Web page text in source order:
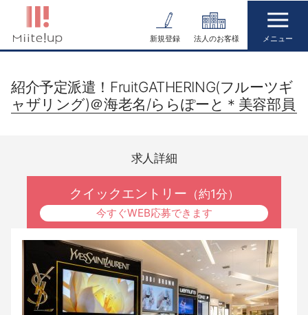
テ
新規登録 法人のお客様
紹介予定派遣！FruitGATHERING(フルーツギ
ャザリング)＠海老名/ららぽーと＊美容部員
求人詳細
クイックエントリー （約1分）
今すぐWEB応募できます